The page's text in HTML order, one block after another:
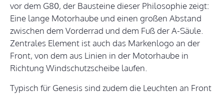
vor dem G80, der Bausteine dieser Philosophie zeigt:
Eine lange Motorhaube und einen großen Abstand
zwischen dem Vorderrad und dem Fuß der A-Säule.
Zentrales Element ist auch das Markenlogo an der
Front, von dem aus Linien in der Motorhaube in
Richtung Windschutzscheibe laufen.
Typisch für Genesis sind zudem die Leuchten an Front